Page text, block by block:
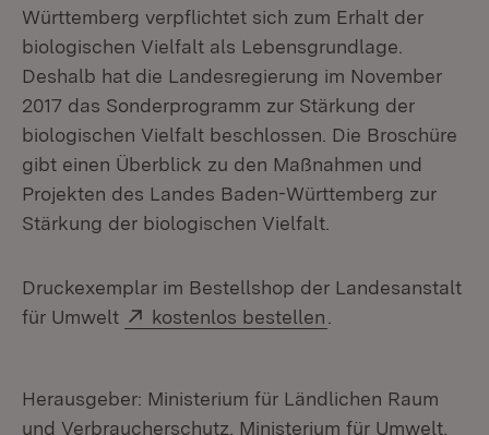
Württemberg verpflichtet sich zum Erhalt der
biologischen Vielfalt als Lebensgrundlage.
Deshalb hat die Landesregierung im November
2017 das Sonderprogramm zur Stärkung der
biologischen Vielfalt beschlossen. Die Broschüre
gibt einen Überblick zu den Maßnahmen und
Projekten des Landes Baden-Württemberg zur
Stärkung der biologischen Vielfalt.
Druckexemplar im Bestellshop der Landesanstalt
für Umwelt
Extern:
kostenlos bestellen
Herausgeber: Ministerium für Ländlichen Raum
und Verbraucherschutz, Ministerium für Umwelt,